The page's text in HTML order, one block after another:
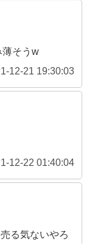
薄そうw
12-21 19:30:03
12-22 01:40:04
る気ないやろ